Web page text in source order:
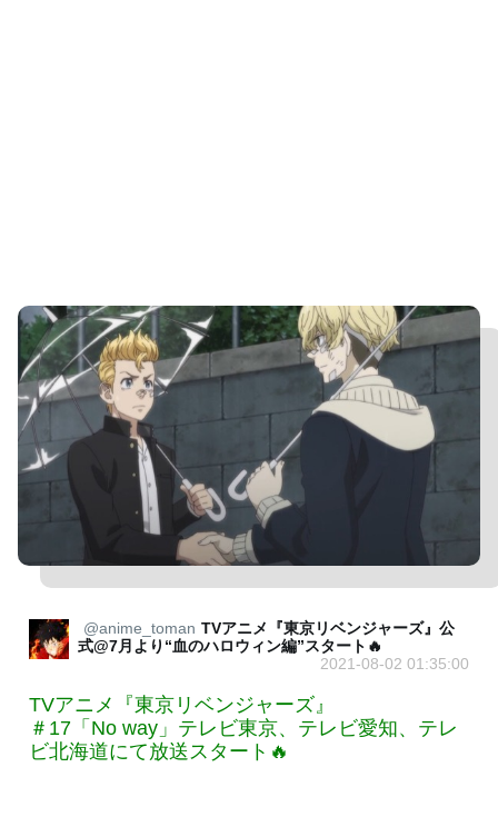
@anime_toman TVアニメ『東京リベンジャーズ』公
式@7月より“血のハロウィン編”スタート🔥
2021-08-02 01:35:00
TVアニメ『東京リベンジャーズ』
＃17「No way」テレビ東京、テレビ愛知、テレ
ビ北海道にて放送スタート🔥